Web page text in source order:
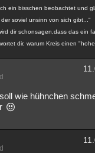
ein bisschen beobachtet und
soviel unsinn von sich gibt..."
dir schonsagen,dass das ein
dir, warum Kreis einen
wie hühnchen